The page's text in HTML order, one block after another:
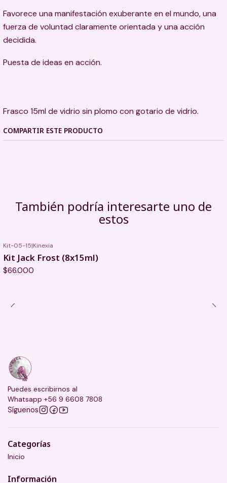
Favorece una manifestación exuberante en el mundo, una
fuerza de voluntad claramente orientada y una acción
decidida.
Puesta de ideas en acción.
Frasco 15ml de vidrio sin plomo con gotario de vidrio.
COMPARTIR ESTE PRODUCTO
También podría interesarte uno de
estos
Kit-05-15|Kinexia
Kit Jack Frost (8x15ml)
$66.000
Puedes escribirnos al
Whatsapp +56 9 6608 7808
Síguenos
Categorías
Inicio
Información